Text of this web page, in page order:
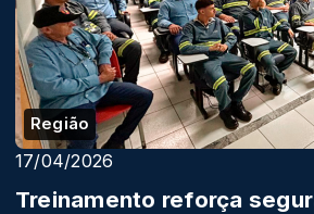
Região
17/04/2026
Treinamento reforça